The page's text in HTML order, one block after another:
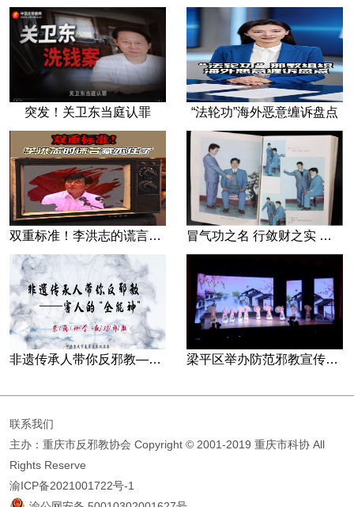
突发！关卫东当庭认罪 “法轮功”海外恶意缠诉盘点
双重标准！李洪志的谎言藏不住了 冒气功之名 行敛财之实 张宏堡义女“小倩”团伙覆灭记
非遗传承人带你反邪教—害人的“全能神” 梁平区举办防范邪教宣传专场文艺演出
联系我们
主办：重庆市反邪教协会 Copyright © 2001-2019 重庆市科协 All
Rights Reserve
渝ICP备2021001722号-1